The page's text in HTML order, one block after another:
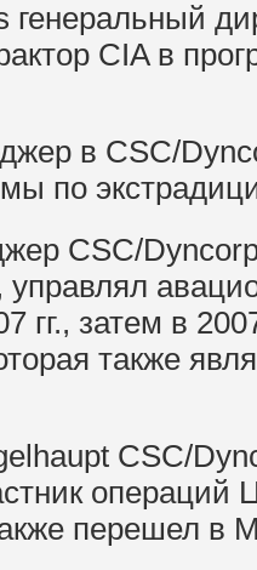
генеральный
CIA в
в CSC/
по
CSC/
управлял
гг., затем в
также
CSC/
операций
перешел в